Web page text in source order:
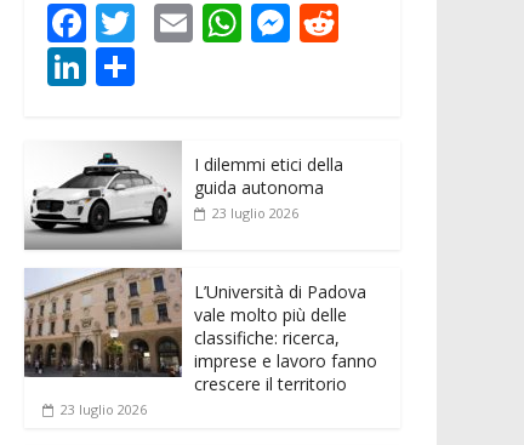
F
ac
e
b
o
o
k
T
er
E W
A
p
M
n
g
t
Li
k
e
dI
n
n
di
vi
di
I dilemmi etici della
guida autonoma
23 luglio 2026
L’Università di Padova
vale molto più delle
classifiche: ricerca,
imprese e lavoro fanno
crescere il territorio
23 luglio 2026